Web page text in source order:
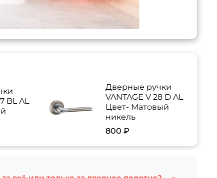
BL AL
Дверные ручки
VANTAGE V 28 D AL
Цвет- Матовый
никель
800 ₽